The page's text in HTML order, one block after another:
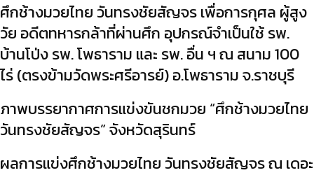
ศึกช้างมวยไทย วันทรงชัยสัญจร เพื่อการกุศล ผู้สูง
วัย อดีตทหารกล้าที่ผ่านศึก อุปกรณ์จำเป็นใช้ รพ.
บ้านโป่ง รพ. โพธาราม และ รพ. อื่น ฯ ณ สนาม 100
ไร่ (ตรงข้ามวัดพระศรีอารย์) อ.โพธาราม จ.ราชบุรี
ภาพบรรยากาศการแข่งขันชกมวย “ศึกช้างมวยไทย
วันทรงชัยสัญจร” จังหวัดสุรินทร์
ผลการแข่งศึกช้างมวยไทย วันทรงชัยสัญจร ณ เดอะ